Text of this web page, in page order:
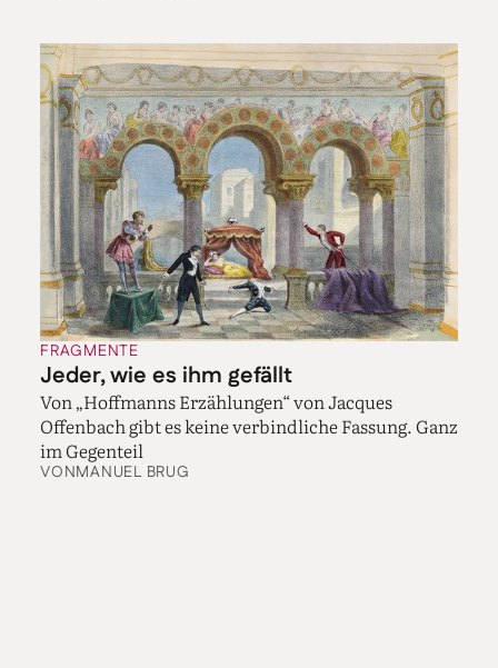
FRAGMENTE
Jeder, wie es ihm gefällt
Von „Hoffmanns Erzählungen“ von Jacques
Offenbach gibt es keine verbindliche Fassung. Ganz
im Gegenteil
VONMANUEL BRUG